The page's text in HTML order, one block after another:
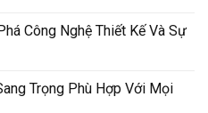
Công Nghệ Thiết Kế Và Sự
Trọng Phù Hợp Với Mọi